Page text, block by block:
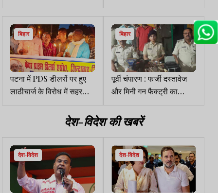
माता-पिता को बेरहमी से पीटा
और कुरकुरे खाये, ग्रामीण व
दुकानदार अचंभित रह गये
बिहार
पटना में PDS डीलरों पर हुए
लाठीचार्ज के विरोध में सहरसा
में कैंडल मार्च
बिहार
पूर्वी चंपारण : फर्जी दस्तावेज
और मिनी गन फैक्ट्री का
भंडाफोड़, दो भाई गिरफ्तार
देश-विदेश की खबरें
देश-विदेश देश-विदेश